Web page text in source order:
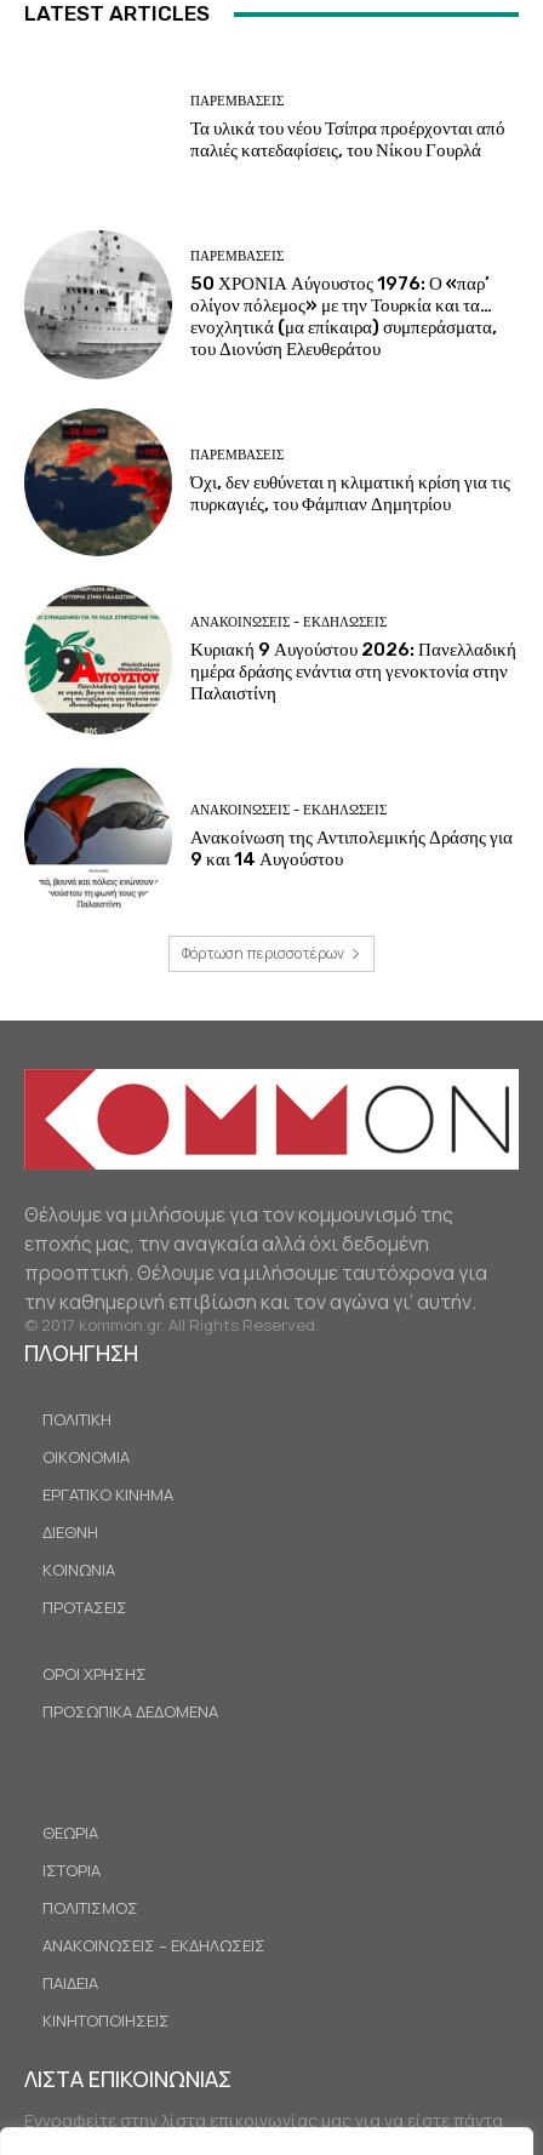
LATEST ARTICLES
ΠΑΡΕΜΒΑΣΕΙΣ
Τα υλικά του νέου Τσίπρα προέρχονται από
παλιές κατεδαφίσεις, του Νίκου Γουρλά
ΠΑΡΕΜΒΑΣΕΙΣ
50 ΧΡΟΝΙΑ Αύγουστος 1976: Ο «παρ’
ολίγον πόλεμος» με την Τουρκία και τα…
ενοχλητικά (μα επίκαιρα) συμπεράσματα,
του Διονύση Ελευθεράτου
ΠΑΡΕΜΒΑΣΕΙΣ
Όχι, δεν ευθύνεται η κλιματική κρίση για τις
πυρκαγιές, του Φάμπιαν Δημητρίου
ΑΝΑΚΟΙΝΩΣΕΙΣ - ΕΚΔΗΛΩΣΕΙΣ
Κυριακή 9 Αυγούστου 2026: Πανελλαδική
ημέρα δράσης ενάντια στη γενοκτονία στην
Παλαιστίνη
ΑΝΑΚΟΙΝΩΣΕΙΣ - ΕΚΔΗΛΩΣΕΙΣ
Ανακοίνωση της Αντιπολεμικής Δράσης για
9 και 14 Αυγούστου
Φόρτωση περισσοτέρων
Θέλουμε να μιλήσουμε για τον κομμουνισμό της
εποχής μας, την αναγκαία αλλά όχι δεδομένη
προοπτική. Θέλουμε να μιλήσουμε ταυτόχρονα για
την καθημερινή επιβίωση και τον αγώνα γι’ αυτήν.
© 2017 kommon.gr. All Rights Reserved.
ΠΛΟΗΓΗΣΗ
ΠΟΛΙΤΙΚΗ
ΟΙΚΟΝΟΜΙΑ
ΕΡΓΑΤΙΚΟ ΚΙΝΗΜΑ
ΔΙΕΘΝΗ
ΚΟΙΝΩΝΙΑ
ΠΡΟΤΑΣΕΙΣ
ΟΡΟΙ ΧΡΗΣΗΣ
ΠΡΟΣΩΠΙΚΑ ΔΕΔΟΜΕΝΑ
ΘΕΩΡΙΑ
ΙΣΤΟΡΙΑ
ΠΟΛΙΤΙΣΜΟΣ
ΑΝΑΚΟΙΝΩΣΕΙΣ – ΕΚΔΗΛΩΣΕΙΣ
ΠΑΙΔΕΙΑ
ΚΙΝΗΤΟΠΟΙΗΣΕΙΣ
ΛΙΣΤΑ ΕΠΙΚΟΙΝΩΝΙΑΣ
Εγγραφείτε στην λίστα επικοινωνίας μας για να είστε πάντα